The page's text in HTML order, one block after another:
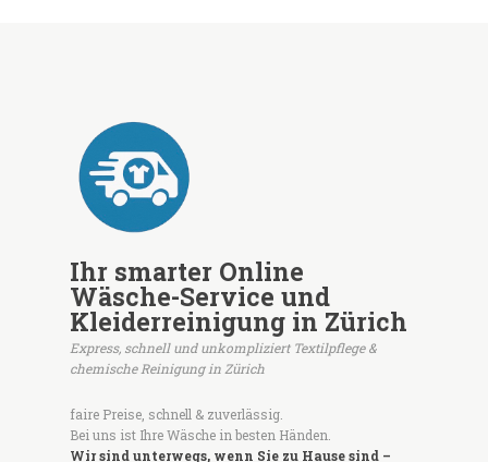
Ihr smarter Online
Wäsche-Service und
Kleiderreinigung in Zürich
Express, schnell und unkompliziert Textilpflege &
chemische Reinigung in Zürich
faire Preise, schnell & zuverlässig.
Bei uns ist Ihre Wäsche in besten Händen.
Wir sind unterwegs, wenn Sie zu Hause sind –